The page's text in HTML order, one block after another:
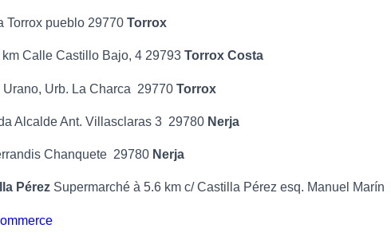
Torrox pueblo 29770Torrox
kmCalle Castillo Bajo, 4 29793Torrox Costa
Urano, Urb. La Charca 29770Torrox
Alcalde Ant. Villasclaras 3 29780 Nerja
Chanquete 29780 Nerja
Pérez Supermarché à 5.6 kmc/ Castilla Pérez esq. Manuel Marín